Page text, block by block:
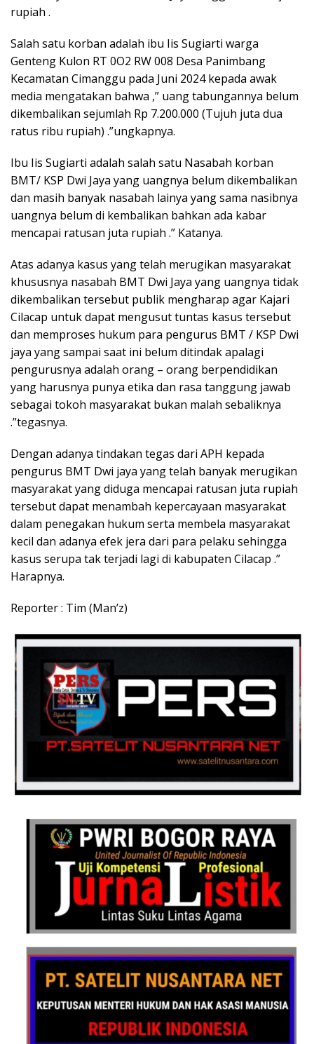
rupiah .
Salah satu korban adalah ibu Iis Sugiarti warga
Genteng Kulon RT 0O2 RW 008 Desa Panimbang
Kecamatan Cimanggu pada Juni 2024 kepada awak
media mengatakan bahwa ,” uang tabungannya belum
dikembalikan sejumlah Rp 7.200.000 (Tujuh juta dua
ratus ribu rupiah) .”ungkapnya.
Ibu Iis Sugiarti adalah salah satu Nasabah korban
BMT/ KSP Dwi Jaya yang uangnya belum dikembalikan
dan masih banyak nasabah lainya yang sama nasibnya
uangnya belum di kembalikan bahkan ada kabar
mencapai ratusan juta rupiah .” Katanya.
Atas adanya kasus yang telah merugikan masyarakat
khususnya nasabah BMT Dwi Jaya yang uangnya tidak
dikembalikan tersebut publik mengharap agar Kajari
Cilacap untuk dapat mengusut tuntas kasus tersebut
dan memproses hukum para pengurus BMT / KSP Dwi
jaya yang sampai saat ini belum ditindak apalagi
pengurusnya adalah orang – orang berpendidikan
yang harusnya punya etika dan rasa tanggung jawab
sebagai tokoh masyarakat bukan malah sebaliknya
.”tegasnya.
Dengan adanya tindakan tegas dari APH kepada
pengurus BMT Dwi jaya yang telah banyak merugikan
masyarakat yang diduga mencapai ratusan juta rupiah
tersebut dapat menambah kepercayaan masyarakat
dalam penegakan hukum serta membela masyarakat
kecil dan adanya efek jera dari para pelaku sehingga
kasus serupa tak terjadi lagi di kabupaten Cilacap .”
Harapnya.
Reporter : Tim (Man’z)